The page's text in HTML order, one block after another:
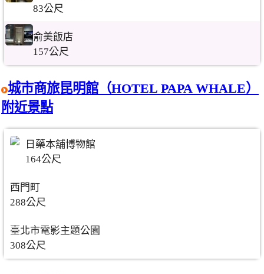
83公尺
俞美飯店
157公尺
城市商旅昆明館（HOTEL PAPA WHALE）
附近景點
日藥本舖博物館
164公尺
西門町
288公尺
臺北市電影主題公園
308公尺